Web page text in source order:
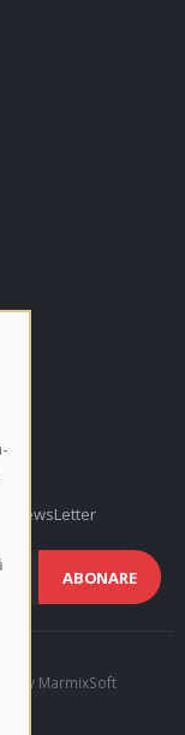
NewsLetter
ABONARE
by MarmixSoft